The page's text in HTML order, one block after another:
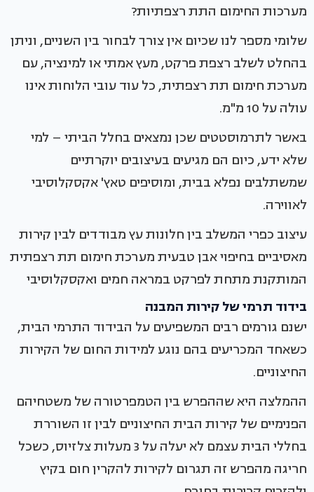
מערכות החימום התת רצפתיות?
שלומי מספר לנו שכיום אין צורך לבחור בין השניים, וניתן
בהחלט לשלב רצפת פרקט, מעץ אמתי או למינציה, עם
מערכת חימום תת רצפתית, כל עוד עובי הלוחות אינו
עולה על 10 מ"מ.
באשר לתרמוסטטים שכן נמצאים בחלל הביתי – למי
שלא ידע, כיום הם מגיעים בעיצובים יוקרתיים
שמשתלבים נפלא בבית, ומוסיפים טאץ' אקסקלוסיבי
לאווירה.
עיצוב כפרי המשלב בין חלונות עץ מבודדים לבין קירות
מאסיביים בחיפוי אבן טבעית מערכת חימום תת רצפתית
המותקנת מתחת לפרקט במראה חמים ואקסקלוסיבי
בידוד תרמי של קירות המבנה
ישנם גורמים רבים המשפיעים על הבידוד התרמי הבית,
כשאחד המכריעים בהם נוגע למידות החום של הקירות
החיצוניים.
ההמלצה היא שההפרש בין הטמפרטורה של משטחיהם
הפנימיים של קירות הבית החיצוניים לבין זו השוררת
בחללי הבית עצמם לא יעלה על 3 מעלות צלזיוס, כשכל
חריגה מהפרש זה תגרום לקירות להקרין חום בקיץ